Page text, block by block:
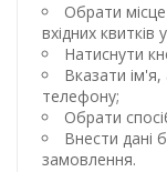
Обрати
вхідних квитків
Натиснути
Вказати
телефону;
Обрати
Внести дані
замовлення.